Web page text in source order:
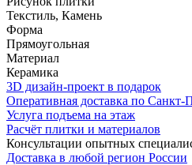
Текстиль, Камень
Форма
Прямоугольная
Материал
Керамика
3D дизайн-проект в подарок
Оперативная доставка по Санкт-
Услуга подъема на этаж
Расчёт плитки и материалов
Консультации опытных
Доставка в любой регион России